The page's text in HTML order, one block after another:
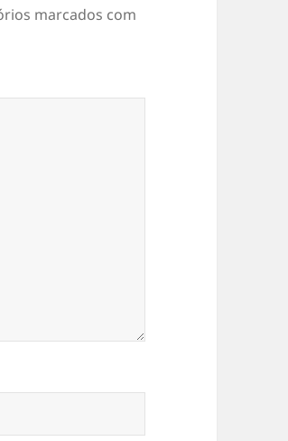
marcados com